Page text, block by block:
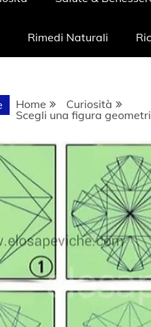
Rimedi Naturali
Home
Curiosità
Scegli una figura